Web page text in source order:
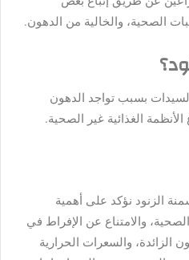
الصحية، والخالية من الدهون.
بسبب تواجد الدهون
الأنظمة الغذائية غير الصحية.
الزنود نؤكد على أهمية
والامتناع عن الإفراط في
الزائدة، والسعرات الحرارية